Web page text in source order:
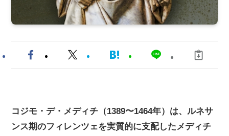
コジモ・デ・メディチ（1389〜1464年）は、ルネサ
ンス期のフィレンツェを実質的に支配したメディチ